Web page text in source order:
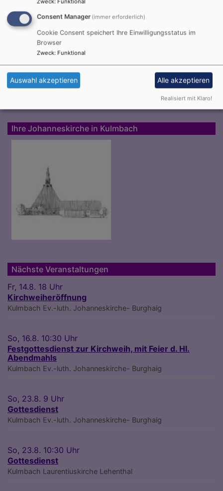
i
Ihre Johanneskirche in Kulmbach
Nächste Veranstaltungen
Fr, 14.8. 18 Uhr
Kirchweiheröffnung
Kulmbach Ev.-luth. Johanneskirche- Burghaig
So, 16.8. 10:30 Uhr
Festgottesdienst zur Kirchweih, mit Feier d. Hl.
Abendmahls
Kulmbach Ev.-luth. Johanneskirche- Burghaig
So, 23.8. 9 Uhr
Gottesdienst
Kulmbach Ev.-luth. Johanneskirche- Burghaig
So, 23.8. 10:30 Uhr
Gottesdienst
Kulmbach Laurentiuskirche Lehenthal
Consent Manager (immer erforderlich)
Cookie Consent speichert Ihre Einwilligungsstatus im
Browser
Zweck: Funktional
Auswahl akzeptieren Alle akzeptieren
Realisiert mit Klaro!